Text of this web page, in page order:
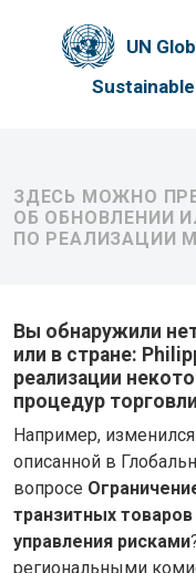
UN
ЗДЕСЬ МОЖНО
ОБ ОБНОВЛЕНИИ
ПО РЕАЛИЗАЦИИ
Вы обнаружили
или в стране:
реализации
процедур
Например,
описанной в
вопросе
транзитных
управления рисками
региональными